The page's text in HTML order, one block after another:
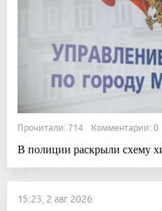
Прочитали: 714 Комментарии: 0
В полиции раскрыли схему
15:23, 2 авг 2026